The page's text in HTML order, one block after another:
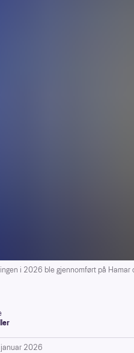
i 2026 ble gjennomført på Hamar
januar 2026